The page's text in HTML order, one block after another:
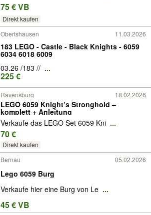
75 € VB
Direkt kaufen
Obertshausen 11.03.2026
183 LEGO - Castle - Black Knights - 6059
6034 6018 6009
03.26 /183 // ...
225 €
Ravensburg 18.02.2026
LEGO 6059 Knight’s Stronghold –
komplett + Anleitung
Verkaufe das LEGO Set 6059 Kni ...
70 €
Direkt kaufen
Bernau
05.02.2026
Lego 6059 Burg
Verkaufe hier eine Burg von Le ...
45 € VB